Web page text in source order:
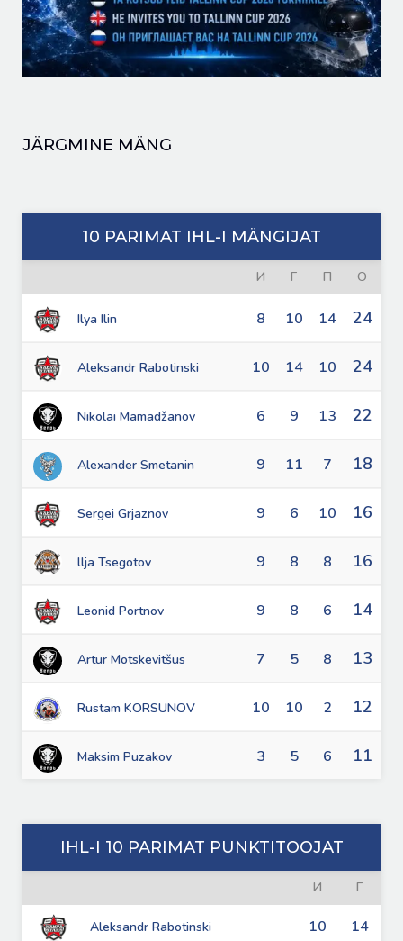
JÄRGMINE MÄNG
10 PARIMAT IHL-I MÄNGIJAT
И Г П О
Ilya Ilin 8 10 14 24
Aleksandr Rabotinski 10 14 10 24
Nikolai Mamadžanov 6 9 13 22
Alexander Smetanin 9 11 7 18
Sergei Grjaznov 9 6 10 16
llja Tsegotov 9 8 8 16
Leonid Portnov 9 8 6 14
Artur Motskevitšus 7 5 8 13
Rustam KORSUNOV 10 10 2 12
Maksim Puzakov 3 5 6 11
IHL-I 10 PARIMAT PUNKTITOOJAT
И Г
Aleksandr Rabotinski 10 14